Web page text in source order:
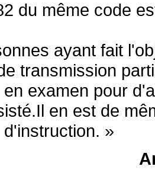
du même code
ayant fait
transmission
examen pour
en est de
»